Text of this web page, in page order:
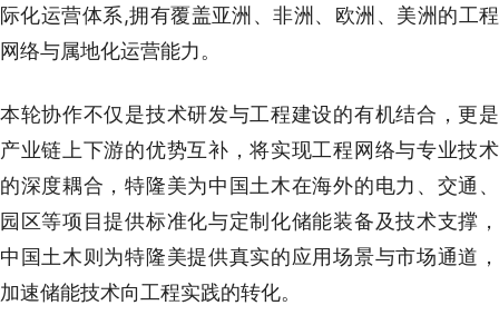
际化运营体系,拥有覆盖亚洲、非洲、欧洲、美洲的工程
网络与属地化运营能力。
本轮协作不仅是技术研发与工程建设的有机结合，更是
产业链上下游的优势互补，将实现工程网络与专业技术
的深度耦合，特隆美为中国土木在海外的电力、交通、
园区等项目提供标准化与定制化储能装备及技术支撑，
中国土木则为特隆美提供真实的应用场景与市场通道，
加速储能技术向工程实践的转化。